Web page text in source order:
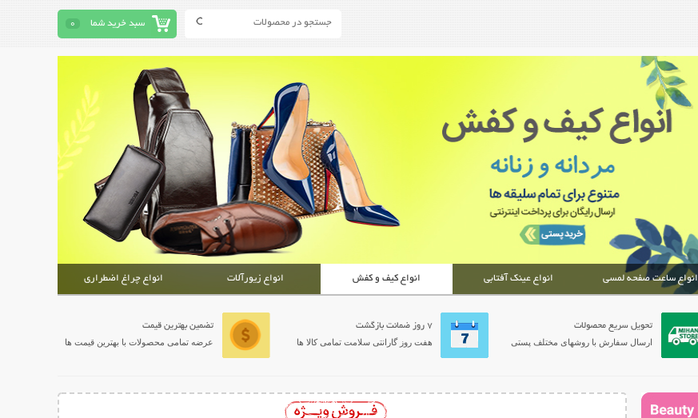
سبد خرید شما 0
انواع ساعت صفحه لمسی انواع عینک آفتابی انواع کیف و کفش انواع زیورآلات انواع چراغ اضطراری
تحویل سریع محصولات
ارسال سفارش با روشهای مختلف پستی
7 روز ضمانت بازگشت
هفت روز گارانتی سلامت تمامی کالا ها
تضمین بهترین قیمت
عرضه تمامی محصولات با بهترین قیمت ها